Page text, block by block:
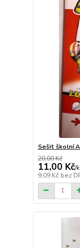
Sešit školní
20,00 Kč
11,00 Kč/
9,09 Kč bez